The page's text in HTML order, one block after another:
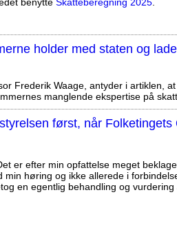
benytte Skatteberegning 2025.
holder med staten og
Frederik Waage, antyder i artiklen,
manglende ekspertise på
først, når
er efter min opfattelse meget
min høring og ikke allerede i
en egentlig behandling og vurdering